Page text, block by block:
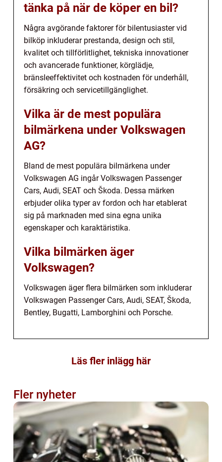
tänka på när de köper en bil?
Några avgörande faktorer för bilentusiaster vid
bilköp inkluderar prestanda, design och stil,
kvalitet och tillförlitlighet, tekniska innovationer
och avancerade funktioner, körglädje,
bränsleeffektivitet och kostnaden för underhåll,
försäkring och servicetillgänglighet.
Vilka är de mest populära
bilmärkena under Volkswagen
AG?
Bland de mest populära bilmärkena under
Volkswagen AG ingår Volkswagen Passenger
Cars, Audi, SEAT och Škoda. Dessa märken
erbjuder olika typer av fordon och har etablerat
sig på marknaden med sina egna unika
egenskaper och karaktäristika.
Vilka bilmärken äger
Volkswagen?
Volkswagen äger flera bilmärken som inkluderar
Volkswagen Passenger Cars, Audi, SEAT, Škoda,
Bentley, Bugatti, Lamborghini och Porsche.
Läs fler inlägg här
Fler nyheter